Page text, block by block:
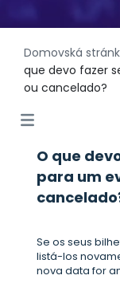
Domovská
que devo fazer
ou cancelado?
O que
para um
Se os seus
listá-los
nova data for